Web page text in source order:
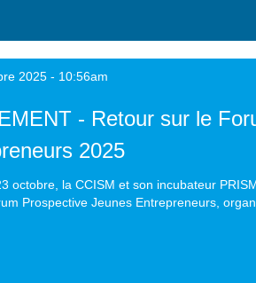
2025 - 10:56am
- Retour sur le
2025
octobre, la CCISM et son incubateur
Prospective Jeunes Entrepreneurs,